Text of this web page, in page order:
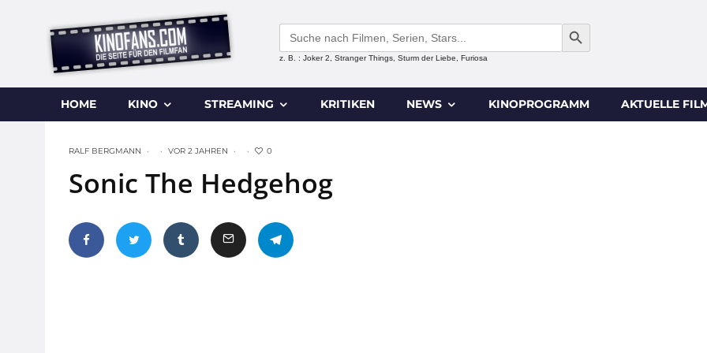
Search
for:
SEARCH BUTTON
z. B. : Joker 2, Stranger Things, Sturm der Liebe, Furiosa
HOME KINO STREAMING KRITIKEN NEWS KINOPROGRAMM AKTUELLE
RALF BERGMANN · · VOR 2 JAHREN · · 0
Sonic The Hedgehog